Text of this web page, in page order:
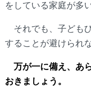
をしている家庭が多
それでも、子ども
することが避けられ
万が一に備え、あ
おきましょう。